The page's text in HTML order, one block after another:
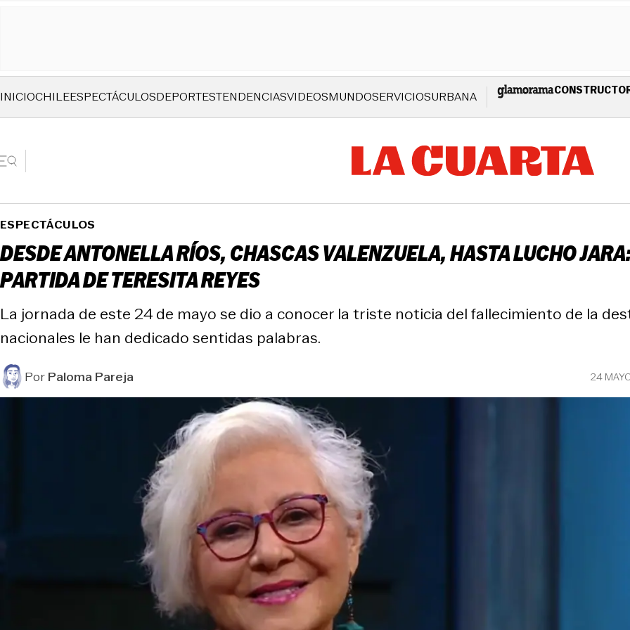
INICIOCHILEESPECTÁCULOSDEPORTESTENDENCIASVIDEOSMUNDOSERVICIOSURBANA
ESPECTÁCULOS
DESDE ANTONELLA RÍOS, CHASCAS VALENZUELA, HASTA LUCHO
PARTIDA DE TERESITA REYES
La jornada de este 24 de mayo se dio a conocer la triste noticia del fallecimiento de la
nacionales le han dedicado sentidas palabras.
PorPaloma Pareja 24